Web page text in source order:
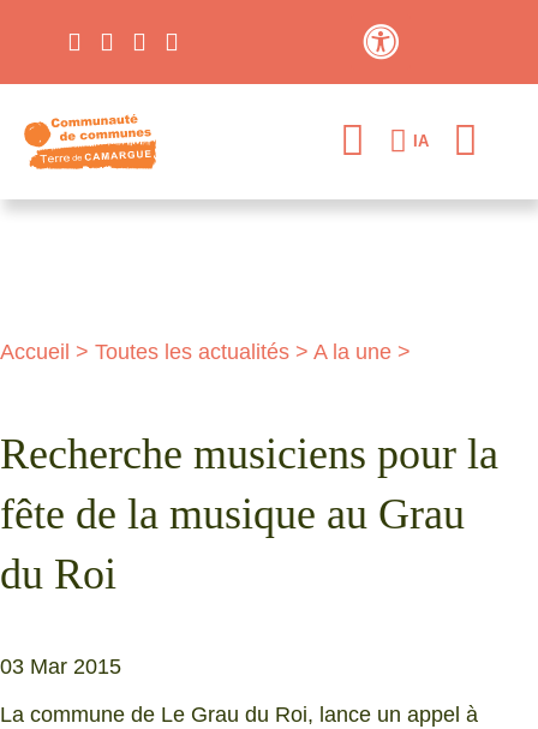
IA
Accueil > Toutes les actualités > A la une >
Recherche musiciens pour la
fête de la musique au Grau
du Roi
03 Mar 2015
La commune de Le Grau du Roi, lance un appel à